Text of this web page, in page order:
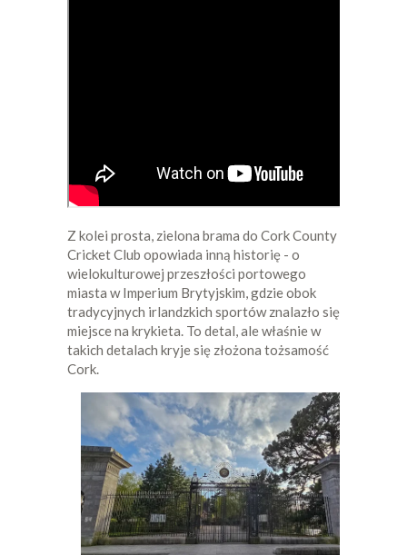
Z kolei prosta, zielona brama do Cork County
Cricket Club opowiada inną historię - o
wielokulturowej przeszłości portowego
miasta w Imperium Brytyjskim, gdzie obok
tradycyjnych irlandzkich sportów znalazło się
miejsce na krykieta. To detal, ale właśnie w
takich detalach kryje się złożona tożsamość
Cork.